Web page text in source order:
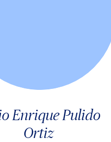
Enrique Pulido
Ortiz